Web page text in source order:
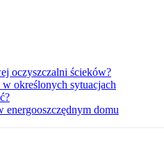
oczyszczalni ścieków?
określonych sytuacjach
energooszczędnym domu